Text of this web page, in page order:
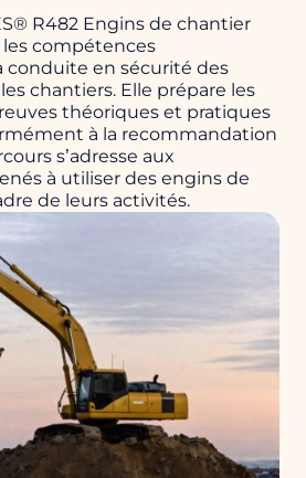
R482 Engins de chantier
compétences
conduite en sécurité des
chantiers. Elle prépare les
théoriques et pratiques
à la recommandation
s’adresse aux
à utiliser des engins de
de leurs activités.